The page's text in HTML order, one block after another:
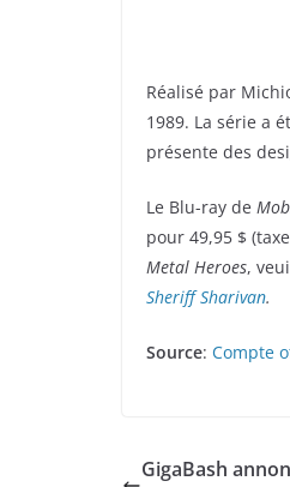
Réalisé par
1989. La série a
présente des
Le Blu-ray de
pour 49,95 $
Metal Heroes,
Sheriff Sharivan.
Source: Compte
GigaBash